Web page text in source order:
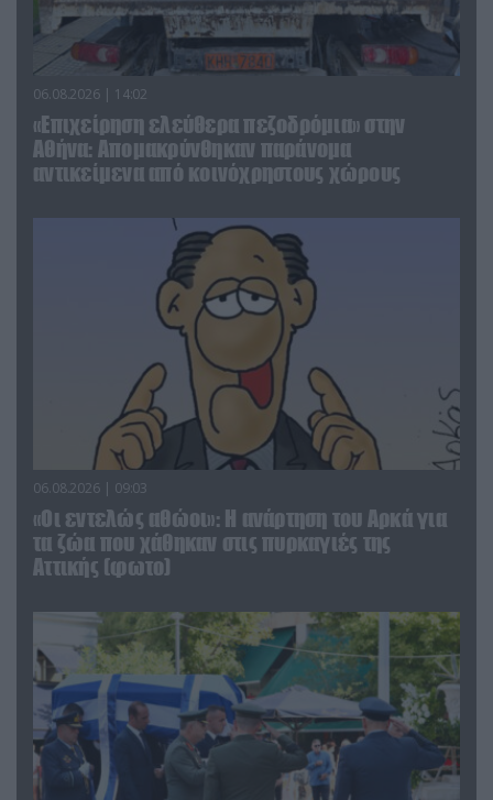
06.08.2026 | 14:02
«Επιχείρηση ελεύθερα πεζοδρόμια» στην
Αθήνα: Απομακρύνθηκαν παράνομα
αντικείμενα από κοινόχρηστους χώρους
06.08.2026 | 09:03
«Οι εντελώς αθώοι»: Η ανάρτηση του Αρκά για
τα ζώα που χάθηκαν στις πυρκαγιές της
Αττικής (φωτο)